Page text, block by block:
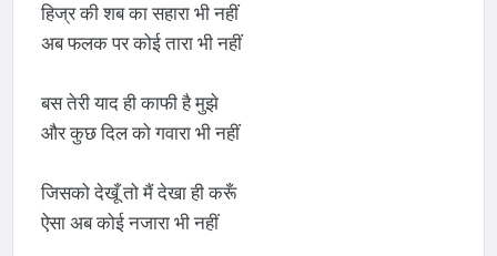
हिज्र की शब का सहारा भी नहीं
अब फलक पर कोई तारा भी नहीं
बस तेरी याद ही काफी है मुझे
और कुछ दिल को गवारा भी नहीं
जिसको देखूँ तो मैं देखा ही करूँ
ऐसा अब कोई नजारा भी नहीं